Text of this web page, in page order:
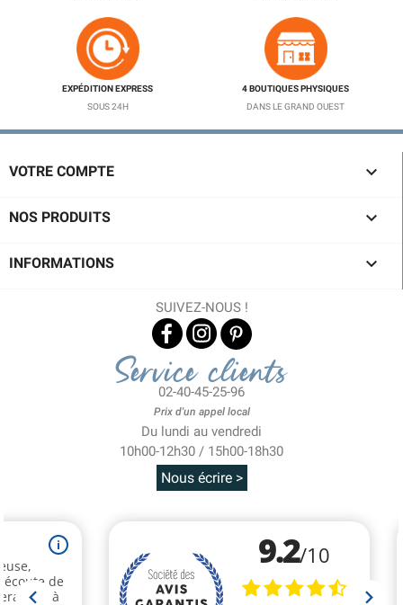
EXPÉDITION EXPRESS
SOUS 24H
4 BOUTIQUES PHYSIQUES
DANS LE GRAND OUEST
VOTRE COMPTE 
NOS PRODUITS 
INFORMATIONS 
SUIVEZ-NOUS !
Service clients
02-40-45-25-96
Prix d'un appel local
Du lundi au vendredi
10h00-12h30 / 15h00-18h30
Nous écrire >